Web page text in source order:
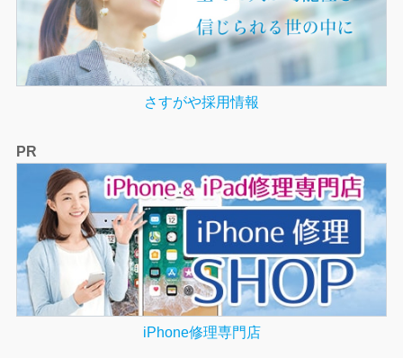
さすがや採用情報
PR
iPhone修理専門店